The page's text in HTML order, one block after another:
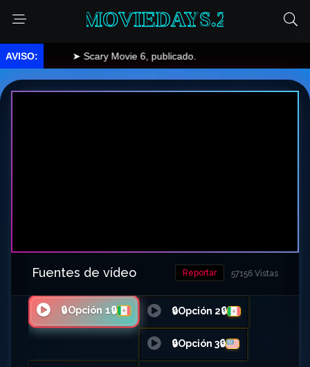
MOVIEDAYS.2
➤ Scary Movie 6, publicado.
Fuentes de vídeo 57156 Vistas
Reportar
🔒Opción 1🔒 🔒Opción 2🔒
🔒Opción 3🔒